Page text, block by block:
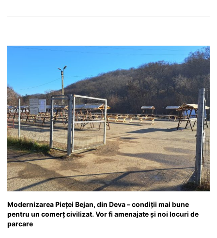
Modernizarea Pieței Bejan, din Deva – condiții mai bune
pentru un comerț civilizat. Vor fi amenajate și noi locuri de
parcare